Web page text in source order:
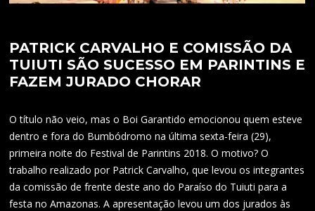
PATRICK CARVALHO E COMISSÃO DA
TUIUTI SÃO SUCESSO EM PARINTINS E
FAZEM JURADO CHORAR
O título não veio, mas o Boi Garantido emocionou quem esteve
dentro e fora do Bumbódromo na última sexta-feira (29),
primeira noite do Festival de Parintins 2018. O motivo? O
trabalho realizado por Patrick Carvalho, que levou os integrantes
da comissão de frente deste ano do Paraíso do Tuiuti para a
festa no Amazonas. A apresentação levou um dos jurados às